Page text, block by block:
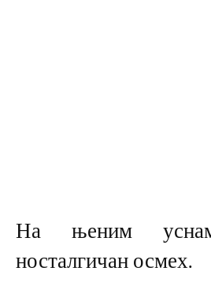
На њеним
носталгичан осмех.